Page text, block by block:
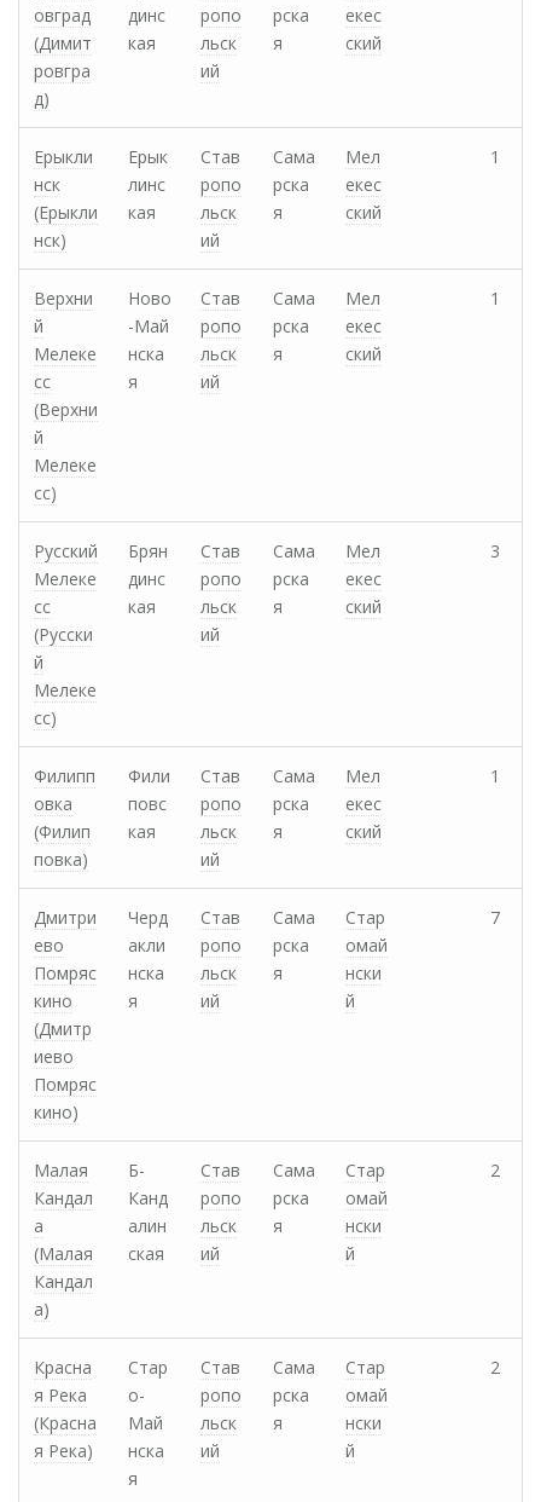
овград
(Димит
ровгра
д)
динс
кая
ропо
льск
ий
рска
я
екес
ский
Ерыкли
нск
(Ерыкли
нск)
Ерык
линс
кая
Став
ропо
льск
ий
Сама
рска
я
Мел
екес
ский
1
Верхни
й
Мелеке
сс
(Верхни
й
Мелеке
сс)
Ново
-Май
нска
я
Став
ропо
льск
ий
Сама
рска
я
Мел
екес
ский
1
Русский
Мелеке
сс
(Русски
й
Мелеке
сс)
Брян
динс
кая
Став
ропо
льск
ий
Сама
рска
я
Мел
екес
ский
3
Филипп
овка
(Филип
повка)
Фили
повс
кая
Став
ропо
льск
ий
Сама
рска
я
Мел
екес
ский
1
Дмитри
ево
Помряс
кино
(Дмитр
иево
Помряс
кино)
Черд
акли
нска
я
Став
ропо
льск
ий
Сама
рска
я
Стар
омай
нски
й
7
Малая
Кандал
а
(Малая
Кандал
а)
Б-
Канд
алин
ская
Став
ропо
льск
ий
Сама
рска
я
Стар
омай
нски
й
2
Красна
я Река
(Красна
я Река)
Стар
о-
Май
нска
я
Став
ропо
льск
ий
Сама
рска
я
Стар
омай
нски
й
2